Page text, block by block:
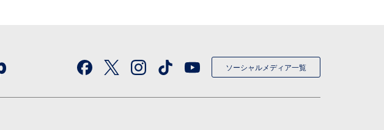
ソーシャルメディア一覧